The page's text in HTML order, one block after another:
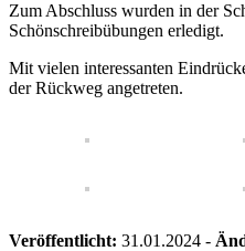
Zum Abschluss wurden in der
Schönschreibübungen erledigt.
Mit vielen interessanten
der Rückweg angetreten.
Veröffentlicht: 31.01.2024 -